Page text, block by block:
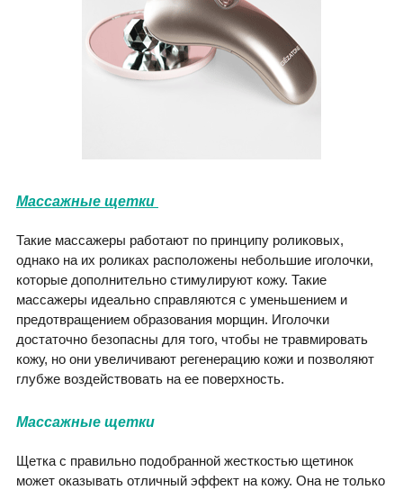
Массажные щетки
Такие массажеры работают по принципу роликовых,
однако на их роликах расположены небольшие иголочки,
которые дополнительно стимулируют кожу. Такие
массажеры идеально справляются с уменьшением и
предотвращением образования морщин. Иголочки
достаточно безопасны для того, чтобы не травмировать
кожу, но они увеличивают регенерацию кожи и позволяют
глубже воздействовать на ее поверхность.
Массажные щетки
Щетка с правильно подобранной жесткостью щетинок
может оказывать отличный эффект на кожу. Она не только